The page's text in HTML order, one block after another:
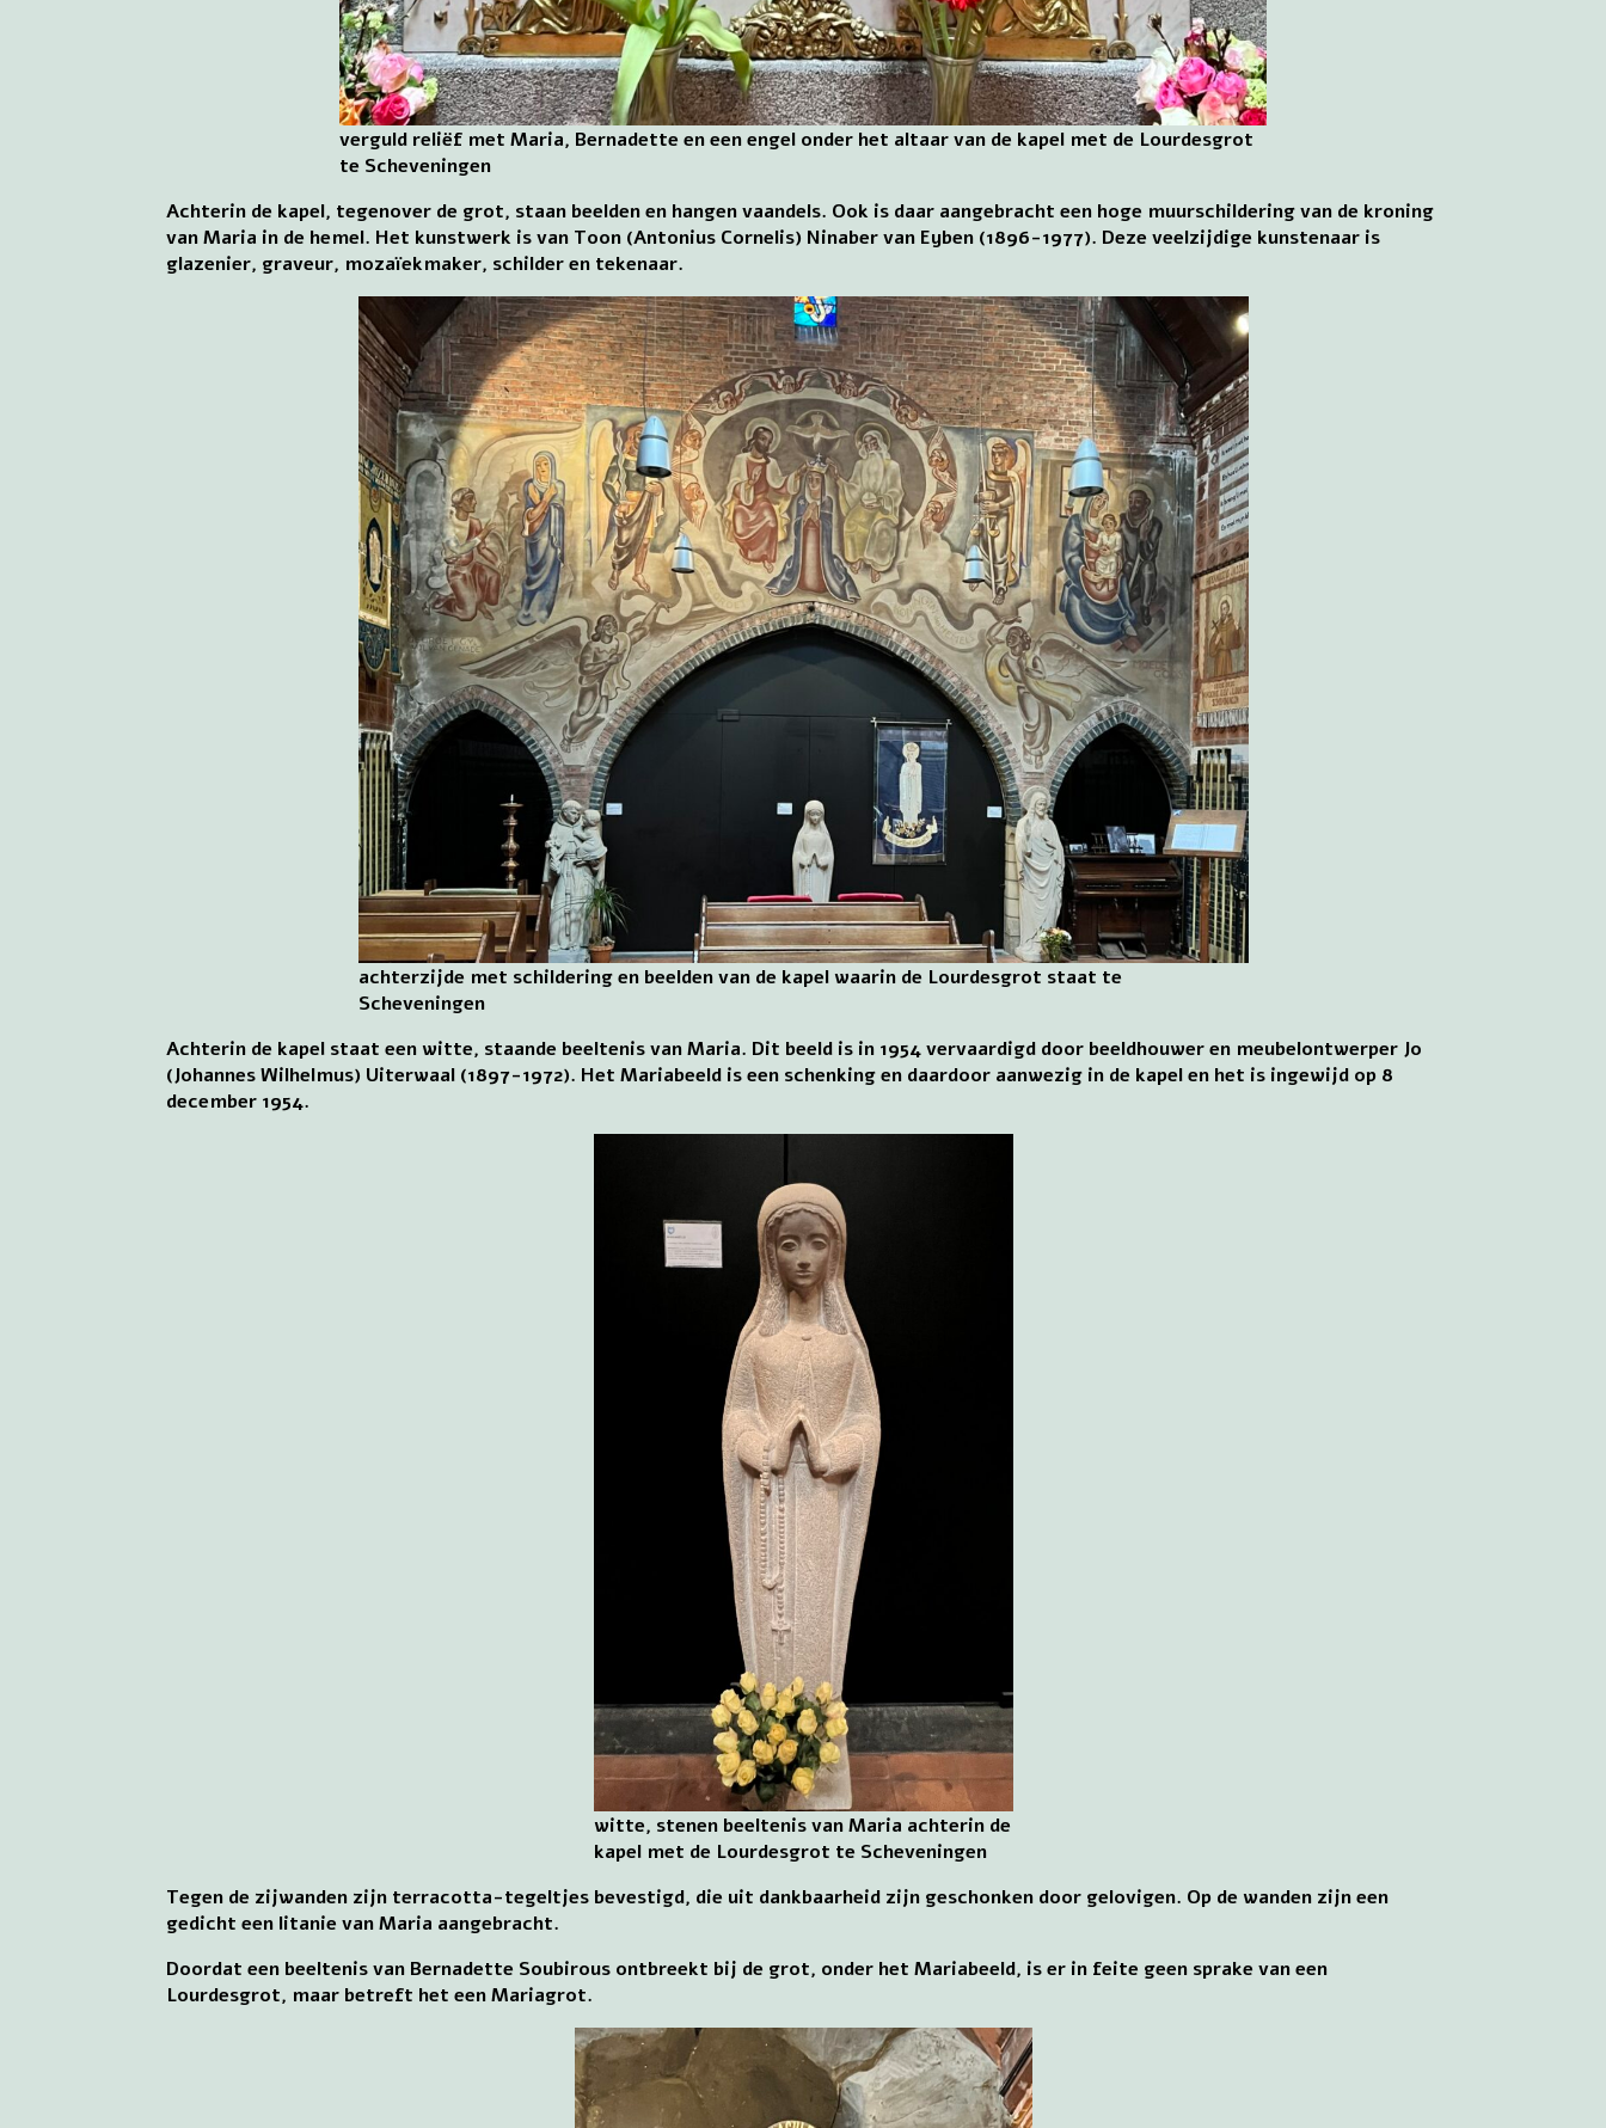
verguld reliëf met Maria, Bernadette en een engel onder het altaar van de kapel met de Lourdesgrot
te Scheveningen
Achterin de kapel, tegenover de grot, staan beelden en hangen vaandels. Ook is daar aangebracht een hoge muurschildering van de kroning
van Maria in de hemel. Het kunstwerk is van Toon (Antonius Cornelis) Ninaber van Eyben (1896-1977). Deze veelzijdige kunstenaar is
glazenier, graveur, mozaïekmaker, schilder en tekenaar.
achterzijde met schildering en beelden van de kapel waarin de Lourdesgrot staat te
Scheveningen
Achterin de kapel staat een witte, staande beeltenis van Maria. Dit beeld is in 1954 vervaardigd door beeldhouwer en meubelontwerper Jo
(Johannes Wilhelmus) Uiterwaal (1897-1972). Het Mariabeeld is een schenking en daardoor aanwezig in de kapel en het is ingewijd op 8
december 1954.
witte, stenen beeltenis van Maria achterin de
kapel met de Lourdesgrot te Scheveningen
Tegen de zijwanden zijn terracotta-tegeltjes bevestigd, die uit dankbaarheid zijn geschonken door gelovigen. Op de wanden zijn een
gedicht een litanie van Maria aangebracht.
Doordat een beeltenis van Bernadette Soubirous ontbreekt bij de grot, onder het Mariabeeld, is er in feite geen sprake van een
Lourdesgrot, maar betreft het een Mariagrot.